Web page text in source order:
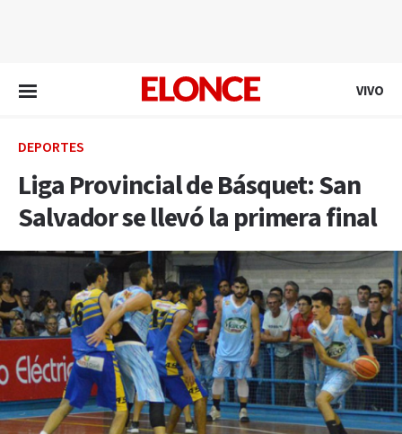
VIVO
DEPORTES
Liga Provincial de Básquet: San
Salvador se llevó la primera final